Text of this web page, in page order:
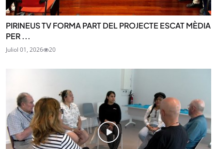
PIRINEUS TV FORMA PART DEL PROJECTE ESCAT MÈDIA
PER ...
Juliol 01, 2026 20